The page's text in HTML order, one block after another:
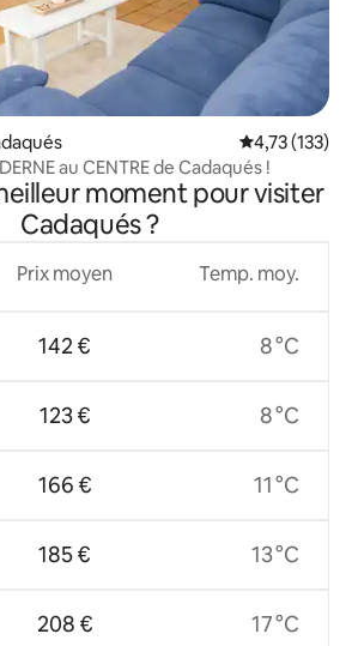
Évaluation
4,73 (133)
au CENTRE de Cadaqués !
moment pour visiter
Cadaqués ?
Prix moyen
142 €
123 €
166 €
185 €
208 €
Temp. moy.
8 °C
8 °C
11 °C
13 °C
17 °C